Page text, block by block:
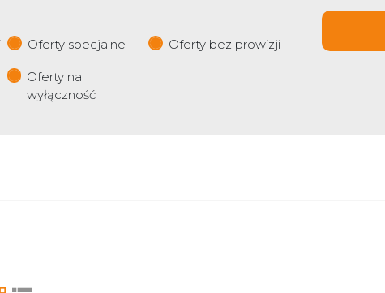
Oferty specjalne Oferty bez prowizji
Oferty na
wyłączność